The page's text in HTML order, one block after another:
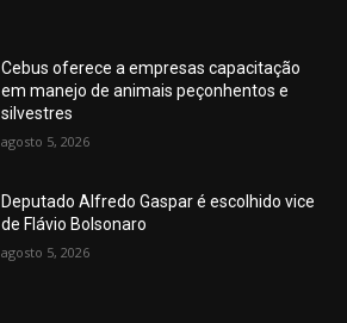
Cebus oferece a empresas capacitação
em manejo de animais peçonhentos e
silvestres
agosto 5, 2026
Deputado Alfredo Gaspar é escolhido vice
de Flávio Bolsonaro
agosto 5, 2026